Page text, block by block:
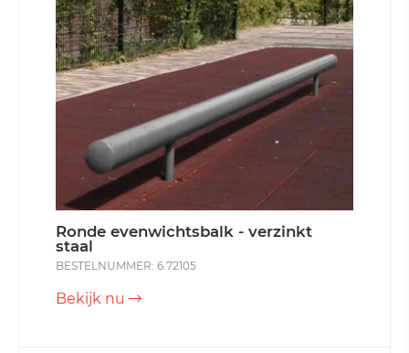
Ronde evenwichtsbalk - verzinkt
staal
BESTELNUMMER: 6.72105
Bekijk nu